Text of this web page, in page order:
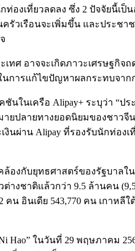
งเที่ยวลดลง ซึ่ง 2 ปัจจัยนี้เป็
วเรือนจะเพิ่มขึ้น และประชา
อาจจะเกิดภาวะเศรษฐกิจถด
นการแก้ไขปัญหาผลกระทบจา
ในเครือ Alipay+ ระบุว่า “ปร
ยปลายทางยอดนิยมของชาวจี
นผ่าน Alipay ที่รองรับนักท่อง
งกับยุทธศาสตร์ของรัฐบาลใน
งชาติแล้วกว่า 9.5 ล้านคน
น อินเดีย 543,770 คน เกาหลี
Hao” ในวันที่ 29 พฤษภาคม